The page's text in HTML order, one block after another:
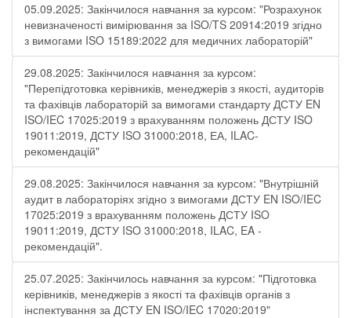
05.09.2025: Закінчилося навчання за курсом: "Розрахунок
невизначеності вимірювання за ISO/TS 20914:2019 згідно
з вимогами ISO 15189:2022 для медичних лабораторій"
29.08.2025: Закінчилося навчання за курсом:
"Перепідготовка керівників, менеджерів з якості, аудиторів
та фахівців лабораторій за вимогами стандарту ДСТУ EN
ISO/IEC 17025:2019 з врахуванням положень ДСТУ ISO
19011:2019, ДСТУ ISO 31000:2018, ЕА, ILAC-
рекомендацій"
29.08.2025: Закінчилося навчання за курсом: "Внутрішній
аудит в лабораторіях згідно з вимогами ДСТУ EN ISO/IEC
17025:2019 з врахуванням положень ДСТУ ISO
19011:2019, ДСТУ ISO 31000:2018, ILAC, EA -
рекомендацій".
25.07.2025: Закінчилось навчання за курсом: "Підготовка
керівників, менеджерів з якості та фахівців органів з
інспектування за ДСТУ EN ISO/IEC 17020:2019"